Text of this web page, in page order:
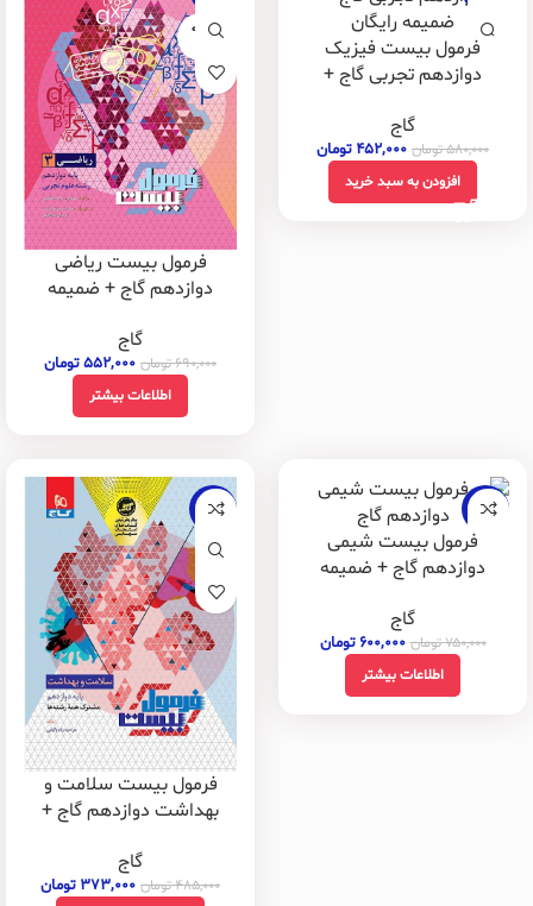
فرمول بیست فیزیک
دوازدهم تجربی گاج +
گاج
۵۸۰,۰۰۰تومان ۴۵۲,۰۰۰ تومان
افزودن به سبد خرید
فروخته
فرمول بیست ریاضی
دوازدهم گاج + ضمیمه
گاج
۶۹۰,۰۰۰تومان ۵۵۲,۰۰۰ تومان
اطلاعات بیشتر
-20%
فروخته
شده
فرمول بیست شیمی
دوازدهم گاج + ضمیمه
گاج
۷۵۰,۰۰۰تومان ۶۰۰,۰۰۰ تومان
اطلاعات بیشتر
-23%
فرمول بیست سلامت و
بهداشت دوازدهم گاج +
گاج
۴۸۵,۰۰۰تومان ۳۷۳,۰۰۰ تومان